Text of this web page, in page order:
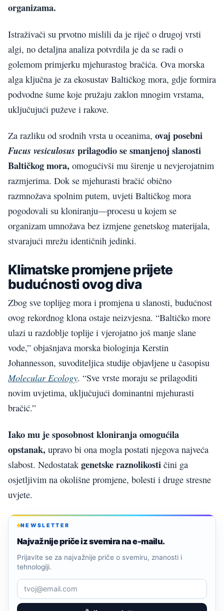
organizama.
Istraživači su prvotno mislili da je riječ o drugoj vrsti
algi, no detaljna analiza potvrdila je da se radi o
golemom primjerku mjehurastog bračića. Ova morska
alga ključna je za ekosustav Baltičkog mora, gdje formira
podvodne šume koje pružaju zaklon mnogim vrstama,
uključujući puževe i rakove.
Za razliku od srodnih vrsta u oceanima, ovaj posebni
Fucus vesiculosus prilagodio se smanjenoj slanosti
Baltičkog mora, omogućivši mu širenje u nevjerojatnim
razmjerima. Dok se mjehurasti bračić obično
razmnožava spolnim putem, uvjeti Baltičkog mora
pogodovali su kloniranju—procesu u kojem se
organizam umnožava bez izmjene genetskog materijala,
stvarajući mrežu identičnih jedinki.
Klimatske promjene prijete
budućnosti ovog diva
Zbog sve toplijeg mora i promjena u slanosti, budućnost
ovog rekordnog klona ostaje neizvjesna. “Baltičko more
ulazi u razdoblje toplije i vjerojatno još manje slane
vode,” objašnjava morska biologinja Kerstin
Johannesson, suvoditeljica studije objavljene u časopisu
Molecular Ecology. “Sve vrste moraju se prilagoditi
novim uvjetima, uključujući dominantni mjehurasti
bračić.”
Iako mu je sposobnost kloniranja omogućila
opstanak, upravo bi ona mogla postati njegova najveća
slabost. Nedostatak genetske raznolikosti čini ga
osjetljivim na okolišne promjene, bolesti i druge stresne
uvjete.
NEWSLETTER
Najvažnije priče iz svemira na e-mailu.
Prijavite se za najvažnije priče o svemiru, znanosti i
tehnologiji.